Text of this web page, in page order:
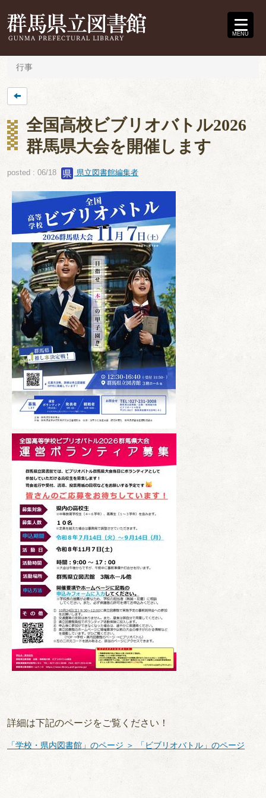
MENU
行事
全国高校ビブリオバトル2026
群馬県大会を開催します
posted : 06/18 県立図書館編集者
詳細は下記のページをご覧ください！
「学校・県内図書館」のページ ＞ 「ビブリオバトル」のページ